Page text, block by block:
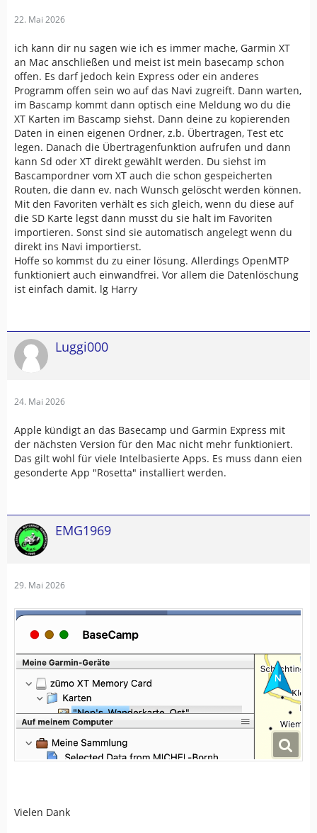
22. Mai 2026
ich kann dir nu sagen wie ich es immer mache, Garmin XT
an Mac anschließen und meist ist mein basecamp schon
offen. Es darf jedoch kein Express oder ein anderes
Programm offen sein wo auf das Navi zugreift. Dann warten,
im Bascamp kommt dann optisch eine Meldung wo du die
XT Karten im Bascamp siehst. Dann deine zu kopierenden
Daten in einen eigenen Ordner, z.b. Übertragen, Test etc
legen. Danach die Übertragenfunktion aufrufen und dann
kann Sd oder XT direkt gewählt werden. Du siehst im
Bascampordner vom XT auch die schon gespeicherten
Routen, die dann ev. nach Wunsch gelöscht werden können.
Mit den Favoriten verhält es sich gleich, wenn du diese auf
die SD Karte legst dann musst du sie halt im Favoriten
importieren. Sonst sind sie automatisch angelegt wenn du
direkt ins Navi importierst.
Hoffe so kommst du zu einer lösung. Allerdings OpenMTP
funktioniert auch einwandfrei. Vor allem die Datenlöschung
ist einfach damit. lg Harry
Luggi000
24. Mai 2026
Apple kündigt an das Basecamp und Garmin Express mit
der nächsten Version für den Mac nicht mehr funktioniert.
Das gilt wohl für viele Intelbasierte Apps. Es muss dann eien
gesonderte App "Rosetta" installiert werden.
EMG1969
29. Mai 2026
Vielen Dank